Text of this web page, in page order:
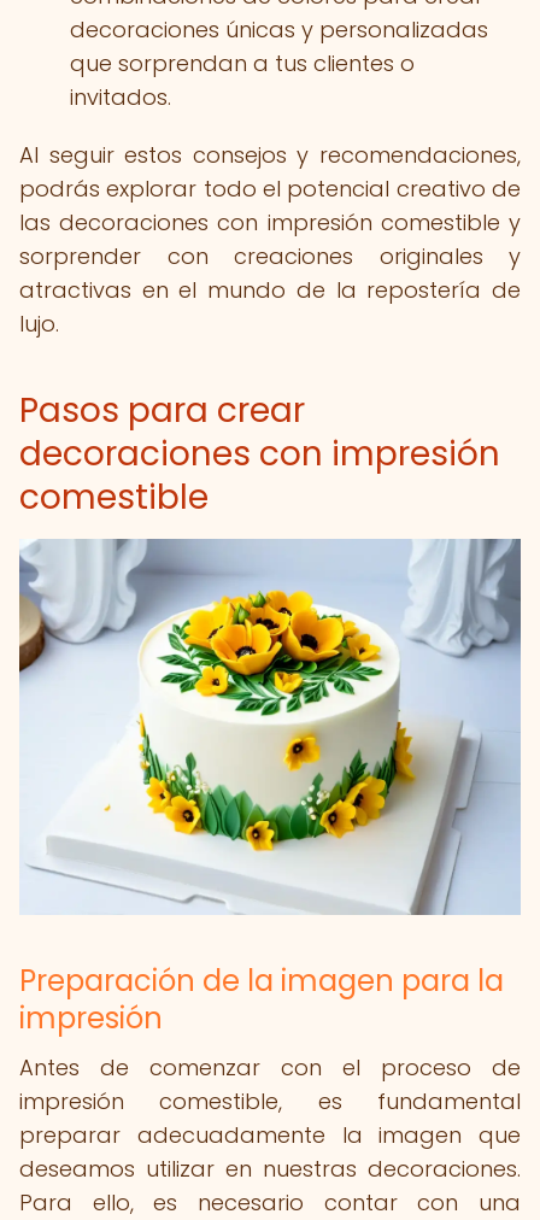
decoraciones únicas y personalizadas
que sorprendan a tus clientes o
invitados.
Al seguir estos consejos y recomendaciones,
podrás explorar todo el potencial creativo de
las decoraciones con impresión comestible y
sorprender con creaciones originales y
atractivas en el mundo de la repostería de
lujo.
Pasos para crear
decoraciones con impresión
comestible
Preparación de la imagen para la
impresión
Antes de comenzar con el proceso de
impresión comestible, es fundamental
preparar adecuadamente la imagen que
deseamos utilizar en nuestras decoraciones.
Para ello, es necesario contar con una